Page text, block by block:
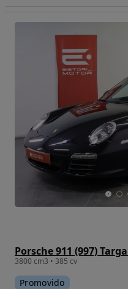
Porsche 911 (997)
3800 cm3 • 385 cv
Promovido